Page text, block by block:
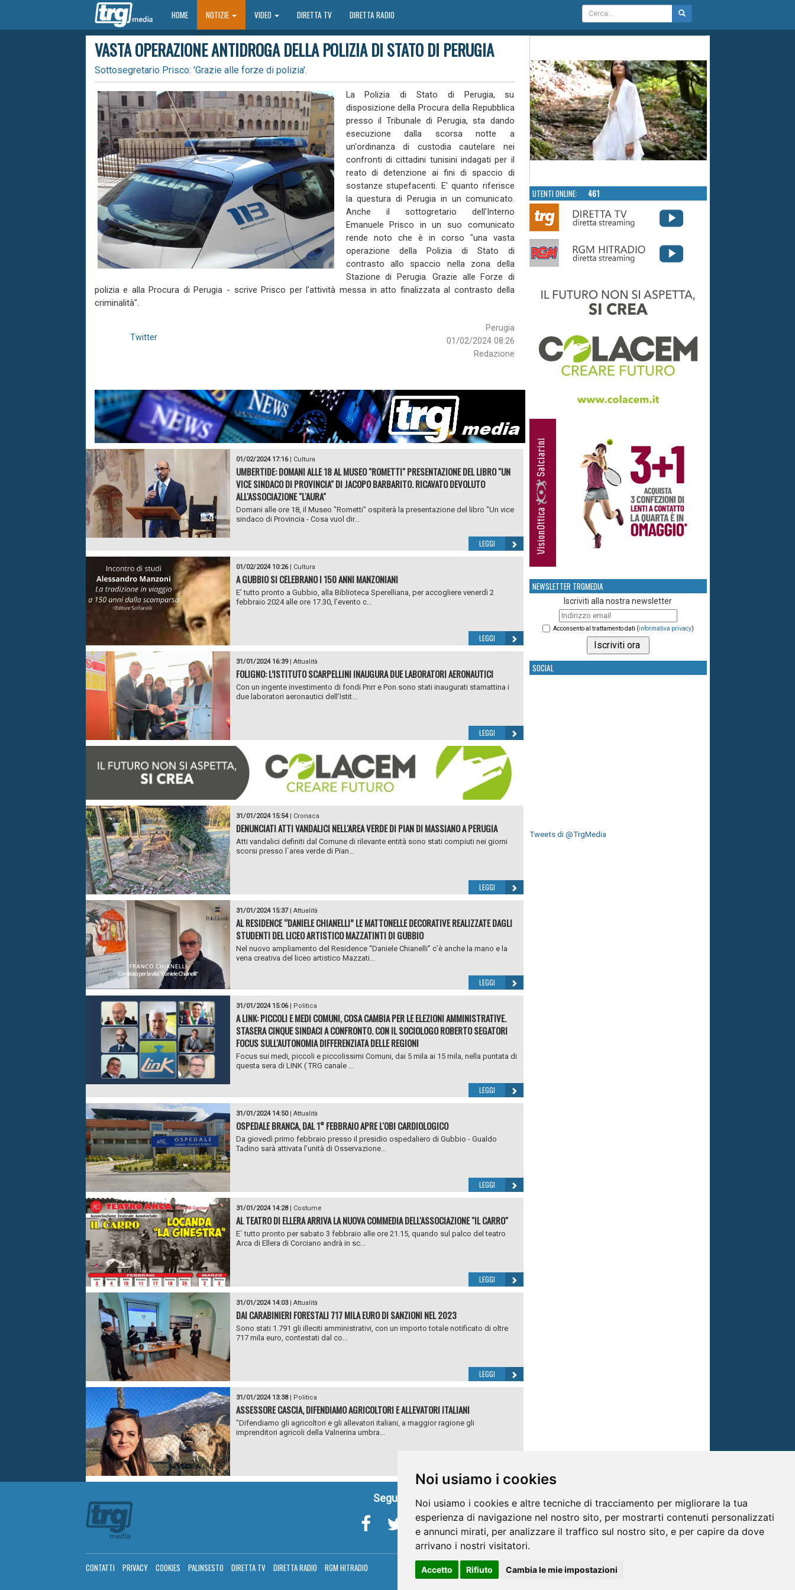
Noi usiamo i cookies
Noi usiamo i cookies e altre tecniche di tracciamento per migliorare la tua
esperienza di navigazione nel nostro sito, per mostrarti contenuti personalizzati
e annunci mirati, per analizzare il traffico sul nostro sito, e per capire da dove
arrivano i nostri visitatori.
Accetto Rifiuto Cambia le mie impostazioni
HOMEHOME NOTIZIE VIDEO DIRETTA TV DIRETTA RADIO
VASTA OPERAZIONE ANTIDROGA DELLA POLIZIA DI STATO DI PERUGIA
Sottosegretario Prisco: 'Grazie alle forze di polizia'.
La Polizia di Stato di Perugia, su
disposizione della Procura della Repubblica
presso il Tribunale di Perugia, sta dando
esecuzione dalla scorsa notte a
un'ordinanza di custodia cautelare nei
confronti di cittadini tunisini indagati per il
reato di detenzione ai fini di spaccio di
sostanze stupefacenti. E' quanto riferisce
la questura di Perugia in un comunicato.
Anche il sottogretario dell'Interno
Emanuele Prisco in un suo comunicato
rende noto che è in corso "una vasta
operazione della Polizia di Stato di
contrasto allo spaccio nella zona della
Stazione di Perugia. Grazie alle Forze di
polizia e alla Procura di Perugia - scrive Prisco per l'attività messa in atto finalizzata al contrasto della
criminalità".
Perugia
01/02/2024 08:26
Redazione
Twitter
01/02/2024 17:16| Cultura
UMBERTIDE: DOMANI ALLE 18 AL MUSEO "ROMETTI" PRESENTAZIONE DEL LIBRO "UN
VICE SINDACO DI PROVINCIA" DI JACOPO BARBARITO. RICAVATO DEVOLUTO
ALL'ASSOCIAZIONE "L'AURA"
Domani alle ore 18, il Museo "Rometti" ospiterà la presentazione del libro "Un vice
sindaco di Provincia - Cosa vuol dir...
LEGGI
01/02/2024 10:26| Cultura
A GUBBIO SI CELEBRANO I 150 ANNI MANZONIANI
E’ tutto pronto a Gubbio, alla Biblioteca Sperelliana, per accogliere venerdì 2
febbraio 2024 alle ore 17.30, l’evento c...
LEGGI
31/01/2024 16:39| Attualità
FOLIGNO: L’ISTITUTO SCARPELLINI INAUGURA DUE LABORATORI AERONAUTICI
Con un ingente investimento di fondi Pnrr e Pon sono stati inaugurati stamattina i
due laboratori aeronautici dell’Istit...
LEGGI
31/01/2024 15:54| Cronaca
DENUNCIATI ATTI VANDALICI NELL'AREA VERDE DI PIAN DI MASSIANO A PERUGIA
Atti vandalici definiti dal Comune di rilevante entità sono stati compiuti nei giorni
scorsi presso l`area verde di Pian...
LEGGI
31/01/2024 15:37| Attualità
AL RESIDENCE “DANIELE CHIANELLI” LE MATTONELLE DECORATIVE REALIZZATE DAGLI
STUDENTI DEL LICEO ARTISTICO MAZZATINTI DI GUBBIO
Nel nuovo ampliamento del Residence “Daniele Chianelli” c’è anche la mano e la
vena creativa del liceo artistico Mazzati...
LEGGI
31/01/2024 15:06| Politica
A LINK: PICCOLI E MEDI COMUNI, COSA CAMBIA PER LE ELEZIONI AMMINISTRATIVE.
STASERA CINQUE SINDACI A CONFRONTO. CON IL SOCIOLOGO ROBERTO SEGATORI
FOCUS SULL'AUTONOMIA DIFFERENZIATA DELLE REGIONI
Focus sui medi, piccoli e piccolissimi Comuni, dai 5 mila ai 15 mila, nella puntata di
questa sera di LINK ( TRG canale ...
LEGGI
31/01/2024 14:50| Attualità
OSPEDALE BRANCA, DAL 1° FEBBRAIO APRE L'OBI CARDIOLOGICO
Da giovedì primo febbraio presso il presidio ospedaliero di Gubbio - Gualdo
Tadino sarà attivata l’unità di Osservazione...
LEGGI
31/01/2024 14:28| Costume
AL TEATRO DI ELLERA ARRIVA LA NUOVA COMMEDIA DELL'ASSOCIAZIONE "IL CARRO"
E` tutto pronto per sabato 3 febbraio alle ore 21.15, quando sul palco del teatro
Arca di Ellera di Corciano andrà in sc...
LEGGI
31/01/2024 14:03| Attualità
DAI CARABINIERI FORESTALI 717 MILA EURO DI SANZIONI NEL 2023
Sono stati 1.791 gli illeciti amministrativi, con un importo totale notificato di oltre
717 mila euro, contestati dal co...
LEGGI
31/01/2024 13:38| Politica
ASSESSORE CASCIA, DIFENDIAMO AGRICOLTORI E ALLEVATORI ITALIANI
"Difendiamo gli agricoltori e gli allevatori italiani, a maggior ragione gli
imprenditori agricoli della Valnerina umbra...
UTENTI ONLINE: 461
NEWSLETTER TRGMEDIA
Iscriviti alla nostra newsletter
Acconsento al trattamento dati (informativa privacy)
SOCIAL
Tweets di @TrgMedia
Seguici su
CONTATTI PRIVACY COOKIES PALINSESTO DIRETTA TV DIRETTA RADIO RGM HITRADIO
Umbria Televisioni s.r.l. - P.I.00496230541 -